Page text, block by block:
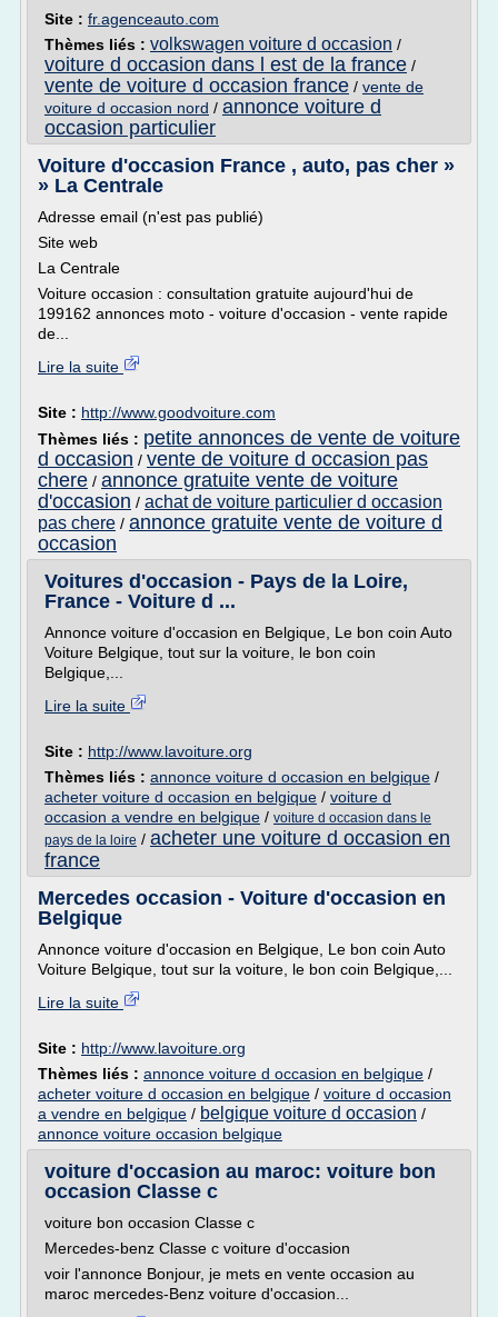
Site : fr.agenceauto.com
Thèmes liés : volkswagen voiture d occasion /
voiture d occasion dans l est de la france /
vente de voiture d occasion france / vente de
voiture d occasion nord / annonce voiture d
occasion particulier
Voiture d'occasion France , auto, pas cher »
» La Centrale
Adresse email (n'est pas publié)
Site web
La Centrale
Voiture occasion : consultation gratuite aujourd'hui de
199162 annonces moto - voiture d'occasion - vente rapide
de...
Lire la suite
Site : http://www.goodvoiture.com
Thèmes liés : petite annonces de vente de voiture
d occasion / vente de voiture d occasion pas
chere / annonce gratuite vente de voiture
d'occasion / achat de voiture particulier d occasion
pas chere / annonce gratuite vente de voiture d
occasion
Voitures d'occasion - Pays de la Loire,
France - Voiture d ...
Annonce voiture d'occasion en Belgique, Le bon coin Auto
Voiture Belgique, tout sur la voiture, le bon coin
Belgique,...
Lire la suite
Site : http://www.lavoiture.org
Thèmes liés : annonce voiture d occasion en belgique /
acheter voiture d occasion en belgique / voiture d
occasion a vendre en belgique / voiture d occasion dans le
pays de la loire / acheter une voiture d occasion en
france
Mercedes occasion - Voiture d'occasion en
Belgique
Annonce voiture d'occasion en Belgique, Le bon coin Auto
Voiture Belgique, tout sur la voiture, le bon coin Belgique,...
Lire la suite
Site : http://www.lavoiture.org
Thèmes liés : annonce voiture d occasion en belgique /
acheter voiture d occasion en belgique / voiture d occasion
a vendre en belgique / belgique voiture d occasion /
annonce voiture occasion belgique
voiture d'occasion au maroc: voiture bon
occasion Classe c
voiture bon occasion Classe c
Mercedes-benz Classe c voiture d'occasion
voir l'annonce Bonjour, je mets en vente occasion au
maroc mercedes-Benz voiture d'occasion...